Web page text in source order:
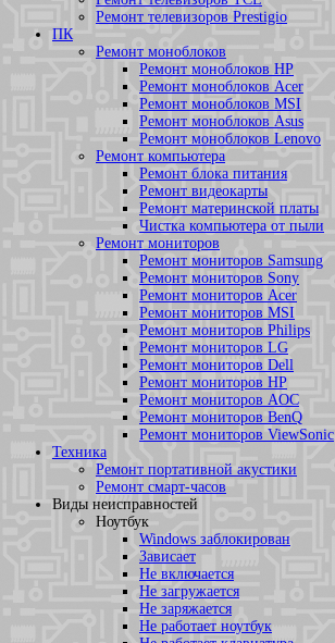
Ремонт телевизоров Prestigio
ПК
Ремонт моноблоков
Ремонт моноблоков HP
Ремонт моноблоков Acer
Ремонт моноблоков MSI
Ремонт моноблоков Asus
Ремонт моноблоков Lenovo
Ремонт компьютера
Ремонт блока питания
Ремонт видеокарты
Ремонт материнской платы
Чистка компьютера от пыли
Ремонт мониторов
Ремонт мониторов Samsung
Ремонт мониторов Sony
Ремонт мониторов Acer
Ремонт мониторов MSI
Ремонт мониторов Philips
Ремонт мониторов LG
Ремонт мониторов Dell
Ремонт мониторов HP
Ремонт мониторов AOC
Ремонт мониторов BenQ
Ремонт мониторов ViewSonic
Техника
Ремонт портативной акустики
Ремонт смарт-часов
Виды неисправностей
Ноутбук
Windows заблокирован
Зависает
Не включается
Не загружается
Не заряжается
Не работает ноутбук